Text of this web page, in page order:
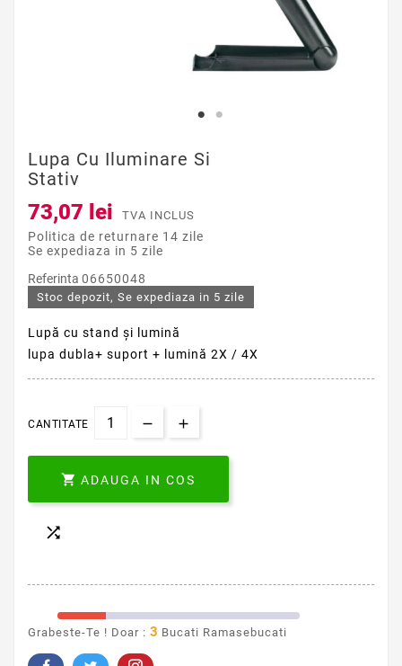
Lupa Cu Iluminare Si
Stativ
73,07 lei TVA INCLUS
Politica de returnare 14 zile
Se expediaza in 5 zile
Referinta 06650048
Stoc depozit, Se expediaza in 5 zile
Lupă cu stand și lumină
lupa dubla+ suport + lumină 2X / 4X
CANTITATE
 ADAUGA IN COS

Grabeste-Te ! Doar : 3 Bucati Ramasebucati